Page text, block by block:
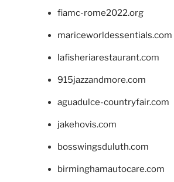
fiamc-rome2022.org
mariceworldessentials.com
lafisheriarestaurant.com
915jazzandmore.com
aguadulce-countryfair.com
jakehovis.com
bosswingsduluth.com
birminghamautocare.com